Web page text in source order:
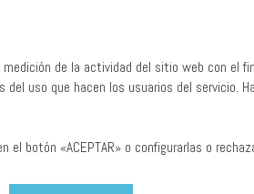
de la actividad del sitio web con el
uso que hacen los usuarios del servicio.
botón «ACEPTAR» o configurarlas o